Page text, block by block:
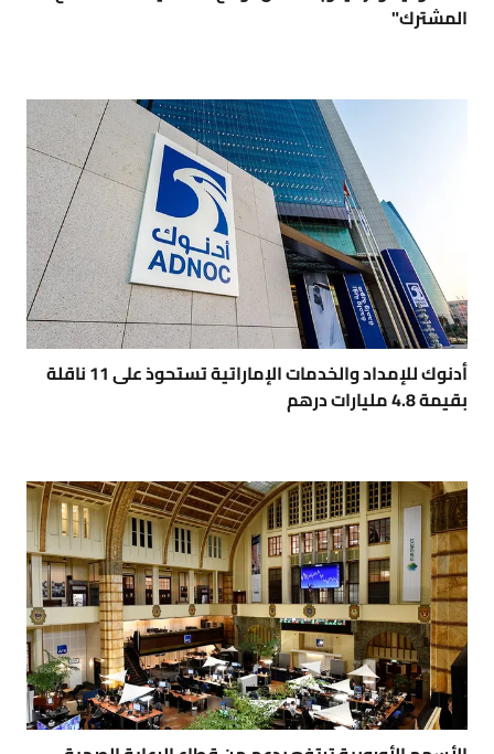
المشترك"
أدنوك للإمداد والخدمات الإماراتية تستحوذ على 11 ناقلة
بقيمة 4.8 مليارات درهم